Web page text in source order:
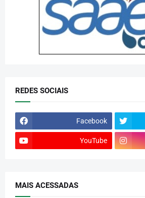
REDES SOCIAIS
Facebook
YouTube
MAIS ACESSADAS